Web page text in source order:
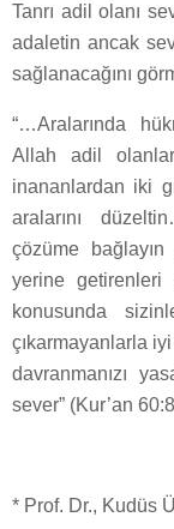
Tanrı adil olanı
adaletin ancak
sağlanacağını
“…Aralarında
Allah adil
inananlardan iki
aralarını
çözüme
yerine getirenleri
konusunda
çıkarmayanlarla
davranmanızı
sever” (Kur’an
* Prof. Dr., Kudüs